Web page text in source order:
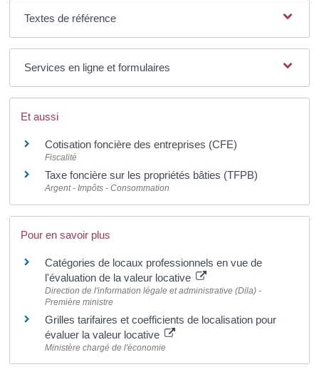
Textes de référence
Services en ligne et formulaires
Et aussi
Cotisation foncière des entreprises (CFE)
Fiscalité
Taxe foncière sur les propriétés bâties (TFPB)
Argent - Impôts - Consommation
Pour en savoir plus
Catégories de locaux professionnels en vue de
l'évaluation de la valeur locative
Direction de l'information légale et administrative (Dila) -
Première ministre
Grilles tarifaires et coefficients de localisation pour
évaluer la valeur locative
Ministère chargé de l'économie